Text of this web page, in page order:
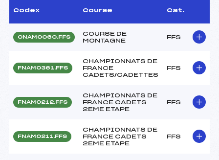
Codex Course Cat.
ONAM0060.FFS
COURSE DE
MONTAGNE
FFS
FNAM0361.FFS
CHAMPIONNATS DE
FRANCE
CADETS/CADETTES
FFS
FNAM0212.FFS
CHAMPIONNATS DE
FRANCE CADETS
2EME ETAPE
FFS
FNAM0211.FFS
CHAMPIONNATS DE
FRANCE CADETS
2EME ETAPE
FFS